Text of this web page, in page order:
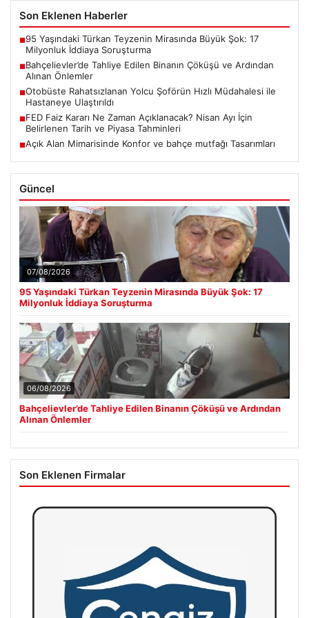
Son Eklenen Haberler
■95 Yaşındaki Türkan Teyzenin Mirasında Büyük Şok: 17
Milyonluk İddiaya Soruşturma
■Bahçelievler’de Tahliye Edilen Binanın Çöküşü ve Ardından
Alınan Önlemler
■Otobüste Rahatsızlanan Yolcu Şoförün Hızlı Müdahalesi ile
Hastaneye Ulaştırıldı
■FED Faiz Kararı Ne Zaman Açıklanacak? Nisan Ayı İçin
Belirlenen Tarih ve Piyasa Tahminleri
■Açık Alan Mimarisinde Konfor ve bahçe mutfağı Tasarımları
Güncel
07/08/2026
95 Yaşındaki Türkan Teyzenin Mirasında Büyük Şok: 17
Milyonluk İddiaya Soruşturma
06/08/2026
Bahçelievler’de Tahliye Edilen Binanın Çöküşü ve Ardından
Alınan Önlemler
Son Eklenen Firmalar